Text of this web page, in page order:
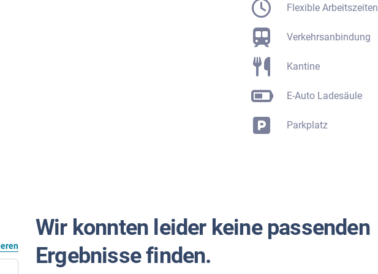
Flexible Arbeitszeiten
Verkehrsanbindung
Kantine
E-Auto Ladesäule
Parkplatz
Wir konnten leider keine passenden
Ergebnisse finden.